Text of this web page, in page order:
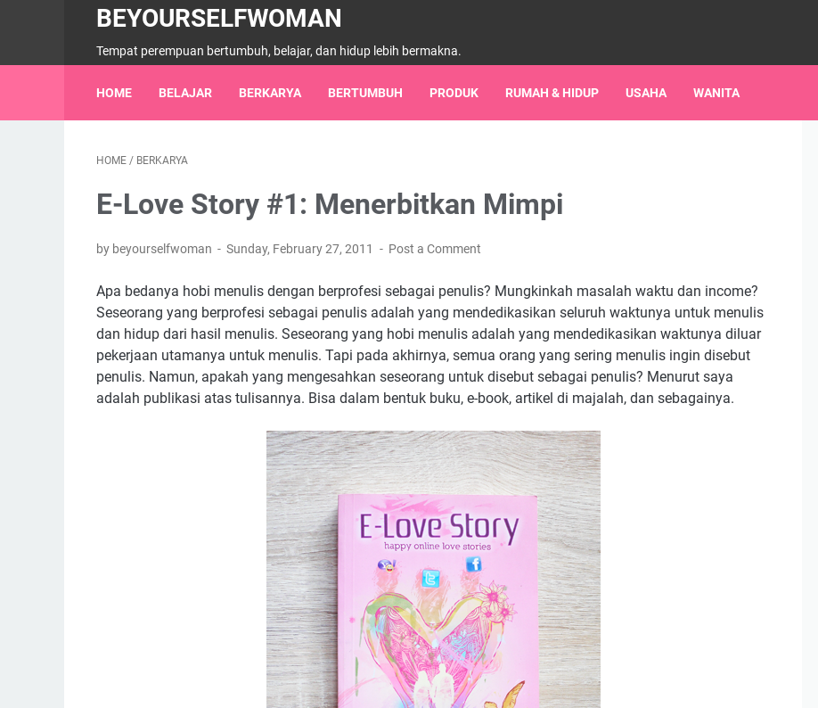
BEYOURSELFWOMAN
Tempat perempuan bertumbuh, belajar, dan hidup lebih bermakna.
HOME BELAJAR BERKARYA BERTUMBUH PRODUK RUMAH & HIDUP USAHA WANITA
HOME / BERKARYA
E-Love Story #1: Menerbitkan Mimpi
by beyourselfwoman Sunday, February 27, 2011 Post a Comment
Apa bedanya hobi menulis dengan berprofesi sebagai penulis? Mungkinkah masalah waktu dan income?
Seseorang yang berprofesi sebagai penulis adalah yang mendedikasikan seluruh waktunya untuk menulis
dan hidup dari hasil menulis. Seseorang yang hobi menulis adalah yang mendedikasikan waktunya diluar
pekerjaan utamanya untuk menulis. Tapi pada akhirnya, semua orang yang sering menulis ingin disebut
penulis. Namun, apakah yang mengesahkan seseorang untuk disebut sebagai penulis? Menurut saya
adalah publikasi atas tulisannya. Bisa dalam bentuk buku, e-book, artikel di majalah, dan sebagainya.